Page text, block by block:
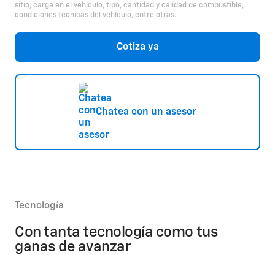
sitio, carga en el vehículo, tipo, cantidad y calidad de combustible,
condiciones técnicas del vehículo, entre otras.
Cotiza ya
Chatea con un asesor
Tecnología
Con tanta tecnología como tus
ganas de avanzar